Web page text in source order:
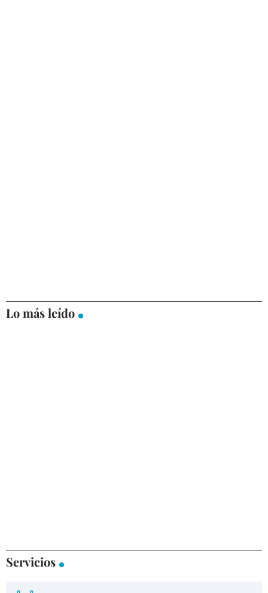
Lo más leído
Servicios